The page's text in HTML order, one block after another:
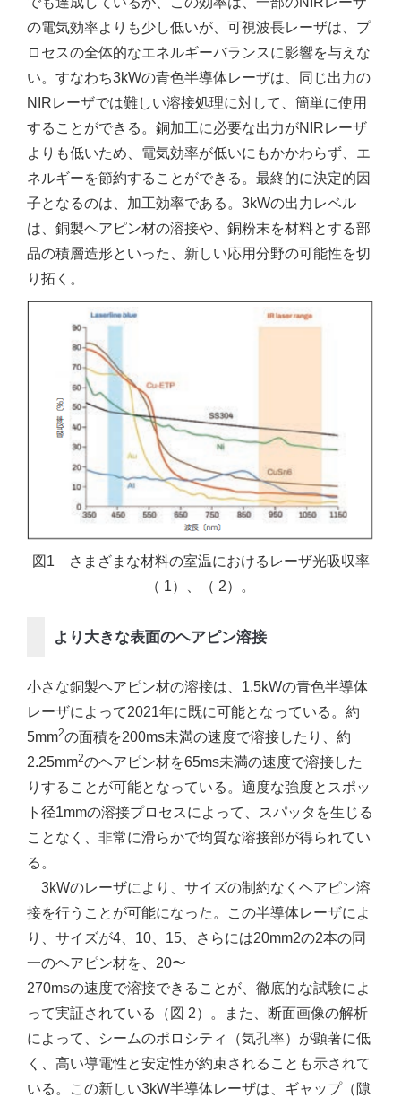
の電気効率よりも少し低いが、可視波長レーザは、プ
ロセスの全体的なエネルギーバランスに影響を与えな
い。すなわち3kWの青色半導体レーザは、同じ出力の
NIRレーザでは難しい溶接処理に対して、簡単に使用
することができる。銅加工に必要な出力がNIRレーザ
よりも低いため、電気効率が低いにもかかわらず、エ
ネルギーを節約することができる。最終的に決定的因
子となるのは、加工効率である。3kWの出力レベル
は、銅製ヘアピン材の溶接や、銅粉末を材料とする部
品の積層造形といった、新しい応用分野の可能性を切
り拓く。
図1 さまざまな材料の室温におけるレーザ光吸収率
（ 1）、（ 2）。
より大きな表面のヘアピン溶接
小さな銅製ヘアピン材の溶接は、1.5kWの青色半導体
レーザによって2021年に既に可能となっている。約
5mm2の面積を200ms未満の速度で溶接したり、約
2.25mm2のヘアピン材を65ms未満の速度で溶接した
りすることが可能となっている。適度な強度とスポッ
ト径1mmの溶接プロセスによって、スパッタを生じる
ことなく、非常に滑らかで均質な溶接部が得られてい
る。
3kWのレーザにより、サイズの制約なくヘアピン溶
接を行うことが可能になった。この半導体レーザによ
り、サイズが4、10、15、さらには20mm2の2本の同
一のヘアピン材を、20〜
270msの速度で溶接できることが、徹底的な試験によ
って実証されている（図 2）。また、断面画像の解析
によって、シームのポロシティ（気孔率）が顕著に低
く、高い導電性と安定性が約束されることも示されて
いる。この新しい3kW半導体レーザは、ギャップ（隙